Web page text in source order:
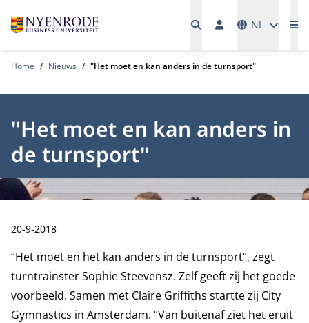
NL
Home Nieuws "Het moet en kan anders in de turnsport"
"Het moet en kan anders in
de turnsport"
Publicatiedatum:
20-9-2018
“Het moet en het kan anders in de turnsport”, zegt
turntrainster Sophie Steevensz. Zelf geeft zij het goede
voorbeeld. Samen met Claire Griffiths startte zij City
Gymnastics in Amsterdam. “Van buitenaf ziet het eruit